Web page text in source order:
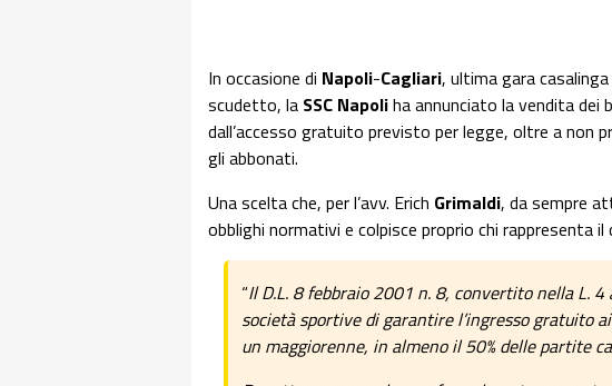
In occasione di Napoli-Cagliari, ultima gara
scudetto, la SSC Napoliha annunciato la vendita dei
dall’accesso gratuito previsto per legge, oltre a non
gli abbonati.
Una scelta che, per l’avv. Erich Grimaldi, da sempre
obblighi normativi e colpisce proprio chi rappresenta
“Il D.L. 8 febbraio 2001 n. 8, convertito nella L.
società sportive di garantire l’ingresso gratuito
un maggiorenne, in almeno il 50% delle partite